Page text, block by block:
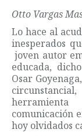
Otto Vargas
Lo hace al
inesperados
joven autor
educada,
Osar
comunicación
hoy olvidados